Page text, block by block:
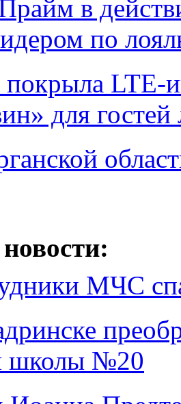
в
по
LTE-
для гостей
МЧС
школы №20